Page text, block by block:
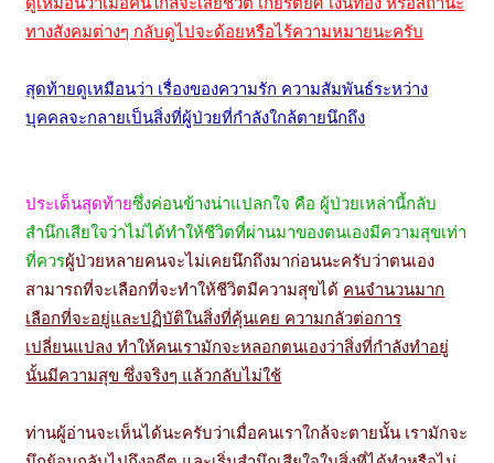
ดูเหมือนว่าเมื่อคนใกล้จะเสียชีวิต เกียรติยศ เงินทอง หรือสถานะ
ทางสังคมต่างๆ กลับดูไปจะด้อยหรือไร้ความหมายนะครับ
สุดท้ายดูเหมือนว่า เรื่องของความรัก ความสัมพันธ์ระหว่าง
บุคคลจะกลายเป็นสิ่งที่ผู้ป่วยที่กำลังใกล้ตายนึกถึง
ประเด็นสุดท้ายซึ่งค่อนข้างน่าแปลกใจ คือ ผู้ป่วยเหล่านี้กลับ
สำนึกเสียใจว่าไม่ได้ทำให้ชีวิตที่ผ่านมาของตนเองมีความสุขเท่า
ที่ควรผู้ป่วยหลายคนจะไม่เคยนึกถึงมาก่อนนะครับว่าตนเอง
สามารถที่จะเลือกที่จะทำให้ชีวิตมีความสุขได้ คนจำนวนมาก
เลือกที่จะอยู่และปฏิบัติในสิ่งที่คุ้นเคย ความกลัวต่อการ
เปลี่ยนแปลง ทำให้คนเรามักจะหลอกตนเองว่าสิ่งที่กำลังทำอยู่
นั้นมีความสุข ซึ่งจริงๆ แล้วกลับไม่ใช้
ท่านผู้อ่านจะเห็นได้นะครับว่าเมื่อคนเราใกล้จะตายนั้น เรามักจะ